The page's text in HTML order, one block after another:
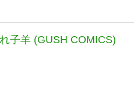
子羊 (GUSH COMICS)